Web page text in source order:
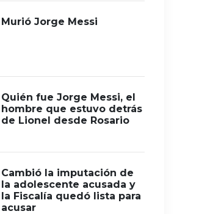
Murió Jorge Messi
Quién fue Jorge Messi, el
hombre que estuvo detrás
de Lionel desde Rosario
Cambió la imputación de
la adolescente acusada y
la Fiscalía quedó lista para
acusar